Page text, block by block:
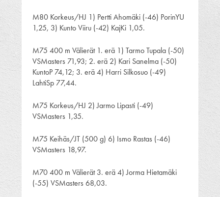
M80 Korkeus/HJ 1) Pertti Ahomäki (-46) PorinYU
1,25, 3) Kunto Viiru (-42) KajKi 1,05.
M75 400 m Välierät 1. erä 1) Tarmo Tupala (-50)
VSMasters 71,93; 2. erä 2) Kari Sanelma (-50)
KuntoP 74,12; 3. erä 4) Harri Silkosuo (-49)
LahtiSp 77,44.
M75 Korkeus/HJ 2) Jarmo Lipasti (-49)
VSMasters 1,35.
M75 Keihäs/JT (500 g) 6) Ismo Rastas (-46)
VSMasters 18,97.
M70 400 m Välierät 3. erä 4) Jorma Hietamäki
(-55) VSMasters 68,03.